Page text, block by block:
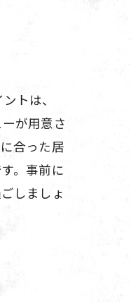
トは、
が用意さ
合った居
。事前に
しましょ